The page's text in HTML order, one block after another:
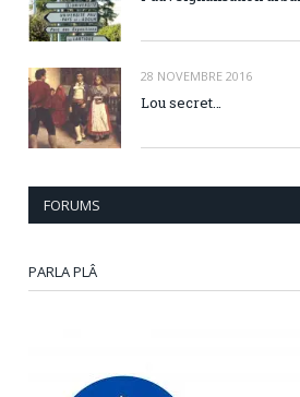
28 NOVEMBRE 2016
Lou secret…
FORUMS
PARLA PLÂ